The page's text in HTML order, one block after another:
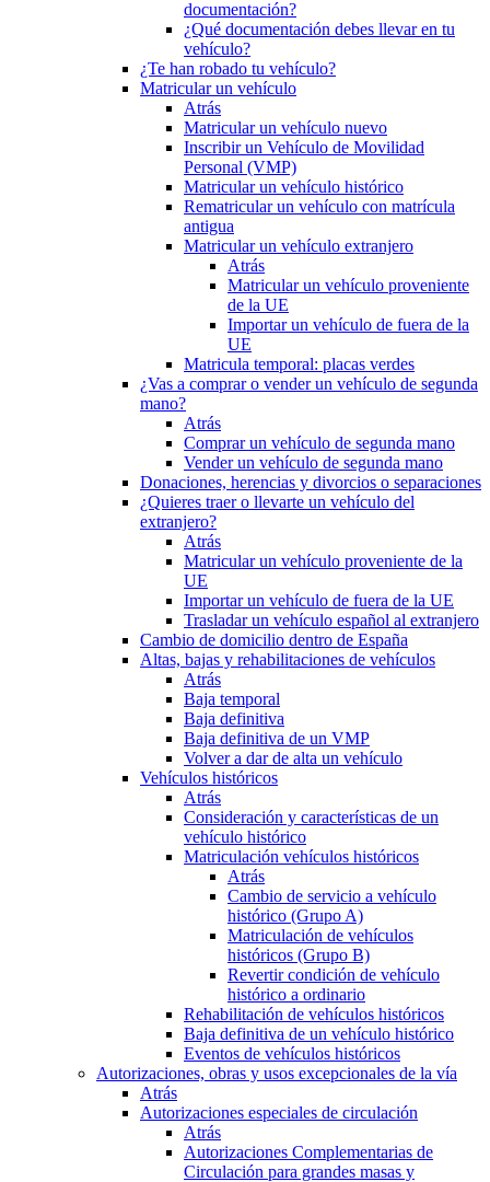
documentación?
¿Qué documentación debes llevar en tu
vehículo?
¿Te han robado tu vehículo?
Matricular un vehículo
Atrás
Matricular un vehículo nuevo
Inscribir un Vehículo de Movilidad
Personal (VMP)
Matricular un vehículo histórico
Rematricular un vehículo con matrícula
antigua
Matricular un vehículo extranjero
Atrás
Matricular un vehículo proveniente
de la UE
Importar un vehículo de fuera de la
UE
Matricula temporal: placas verdes
¿Vas a comprar o vender un vehículo de segunda
mano?
Atrás
Comprar un vehículo de segunda mano
Vender un vehículo de segunda mano
Donaciones, herencias y divorcios o separaciones
¿Quieres traer o llevarte un vehículo del
extranjero?
Atrás
Matricular un vehículo proveniente de la
UE
Importar un vehículo de fuera de la UE
Trasladar un vehículo español al extranjero
Cambio de domicilio dentro de España
Altas, bajas y rehabilitaciones de vehículos
Atrás
Baja temporal
Baja definitiva
Baja definitiva de un VMP
Volver a dar de alta un vehículo
Vehículos históricos
Atrás
Consideración y características de un
vehículo histórico
Matriculación vehículos históricos
Atrás
Cambio de servicio a vehículo
histórico (Grupo A)
Matriculación de vehículos
históricos (Grupo B)
Revertir condición de vehículo
histórico a ordinario
Rehabilitación de vehículos históricos
Baja definitiva de un vehículo histórico
Eventos de vehículos históricos
Autorizaciones, obras y usos excepcionales de la vía
Atrás
Autorizaciones especiales de circulación
Atrás
Autorizaciones Complementarias de
Circulación para grandes masas y